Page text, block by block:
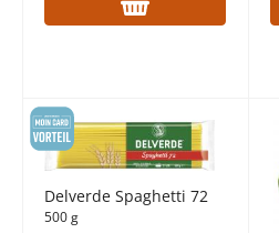
Delverde Spaghetti 72
500 g